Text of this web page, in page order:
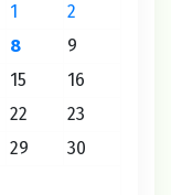
1
2
8
9
15
16
22
23
29
30